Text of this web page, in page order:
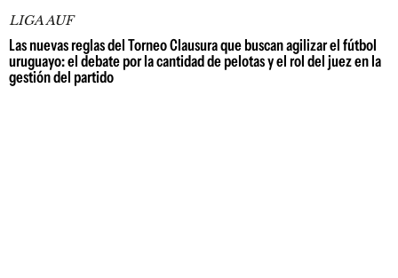
LIGA AUF
Las nuevas reglas del Torneo Clausura que buscan agilizar el fútbol
uruguayo: el debate por la cantidad de pelotas y el rol del juez en la
gestión del partido